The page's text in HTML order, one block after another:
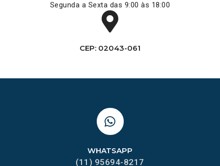
Segunda a Sexta das 9:00 às 18:00
CEP: 02043-061
WHATSAPP
(11) 95694-8217